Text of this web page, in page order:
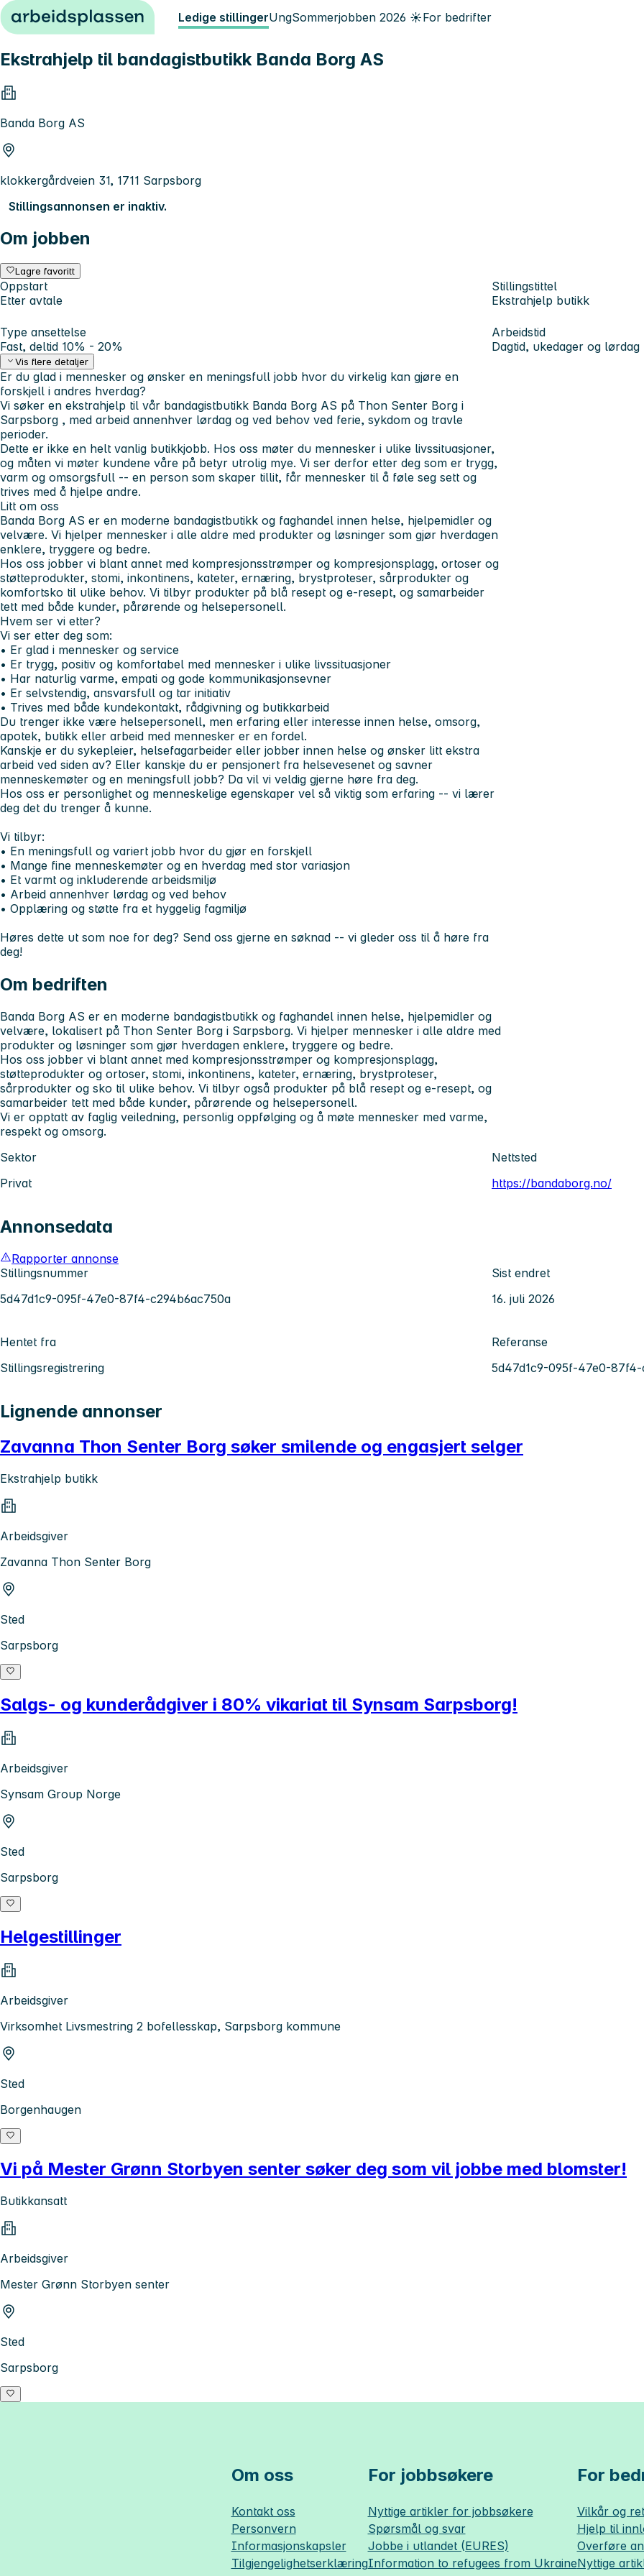
Hopp til innhold Ledige stillingerUngSommerjobben 2026 ☀️For bedrifter
Ekstrahjelp til bandagistbutikk Banda Borg AS
Banda Borg AS
klokkergårdveien 31, 1711 Sarpsborg
Stillingsannonsen er inaktiv.
Om jobben
Lagre favoritt
Oppstart
Etter avtale
Stillingstittel
Ekstrahjelp butikk
Type ansettelse
Fast, deltid 10% - 20%
Arbeidstid
Dagtid, ukedager og lørdag
Vis flere detaljer
Er du glad i mennesker og ønsker en meningsfull jobb hvor du virkelig kan gjøre en
forskjell i andres hverdag?
Vi søker en ekstrahjelp til vår bandagistbutikk Banda Borg AS på Thon Senter Borg i
Sarpsborg , med arbeid annenhver lørdag og ved behov ved ferie, sykdom og travle
perioder.
Dette er ikke en helt vanlig butikkjobb. Hos oss møter du mennesker i ulike livssituasjoner,
og måten vi møter kundene våre på betyr utrolig mye. Vi ser derfor etter deg som er trygg,
varm og omsorgsfull -- en person som skaper tillit, får mennesker til å føle seg sett og
trives med å hjelpe andre.
Litt om oss
Banda Borg AS er en moderne bandagistbutikk og faghandel innen helse, hjelpemidler og
velvære. Vi hjelper mennesker i alle aldre med produkter og løsninger som gjør hverdagen
enklere, tryggere og bedre.
Hos oss jobber vi blant annet med kompresjonsstrømper og kompresjonsplagg, ortoser og
støtteprodukter, stomi, inkontinens, kateter, ernæring, brystproteser, sårprodukter og
komfortsko til ulike behov. Vi tilbyr produkter på blå resept og e-resept, og samarbeider
tett med både kunder, pårørende og helsepersonell.
Hvem ser vi etter?
Vi ser etter deg som:
• Er glad i mennesker og service
• Er trygg, positiv og komfortabel med mennesker i ulike livssituasjoner
• Har naturlig varme, empati og gode kommunikasjonsevner
• Er selvstendig, ansvarsfull og tar initiativ
• Trives med både kundekontakt, rådgivning og butikkarbeid
Du trenger ikke være helsepersonell, men erfaring eller interesse innen helse, omsorg,
apotek, butikk eller arbeid med mennesker er en fordel.
Kanskje er du sykepleier, helsefagarbeider eller jobber innen helse og ønsker litt ekstra
arbeid ved siden av? Eller kanskje du er pensjonert fra helsevesenet og savner
menneskemøter og en meningsfull jobb? Da vil vi veldig gjerne høre fra deg.
Hos oss er personlighet og menneskelige egenskaper vel så viktig som erfaring -- vi lærer
deg det du trenger å kunne.
Vi tilbyr:
• En meningsfull og variert jobb hvor du gjør en forskjell
• Mange fine menneskemøter og en hverdag med stor variasjon
• Et varmt og inkluderende arbeidsmiljø
• Arbeid annenhver lørdag og ved behov
• Opplæring og støtte fra et hyggelig fagmiljø
Høres dette ut som noe for deg? Send oss gjerne en søknad -- vi gleder oss til å høre fra
deg!
Om bedriften
Banda Borg AS er en moderne bandagistbutikk og faghandel innen helse, hjelpemidler og
velvære, lokalisert på Thon Senter Borg i Sarpsborg. Vi hjelper mennesker i alle aldre med
produkter og løsninger som gjør hverdagen enklere, tryggere og bedre.
Hos oss jobber vi blant annet med kompresjonsstrømper og kompresjonsplagg,
støtteprodukter og ortoser, stomi, inkontinens, kateter, ernæring, brystproteser,
sårprodukter og sko til ulike behov. Vi tilbyr også produkter på blå resept og e-resept, og
samarbeider tett med både kunder, pårørende og helsepersonell.
Vi er opptatt av faglig veiledning, personlig oppfølging og å møte mennesker med varme,
respekt og omsorg.
Sektor
Privat
Nettsted
https://bandaborg.no/
Annonsedata
Rapporter annonse
Stillingsnummer
5d47d1c9-095f-47e0-87f4-c294b6ac750a
Sist endret
16. juli 2026
Hentet fra
Stillingsregistrering
Referanse
5d47d1c9-095f-47e0-
Lignende annonser
Zavanna Thon Senter Borg søker smilende og engasjert selger
Ekstrahjelp butikk
Arbeidsgiver
Zavanna Thon Senter Borg
Sted
Sarpsborg
Salgs- og kunderådgiver i 80% vikariat til Synsam Sarpsborg!
Arbeidsgiver
Synsam Group Norge
Sted
Sarpsborg
Helgestillinger
Arbeidsgiver
Virksomhet Livsmestring 2 bofellesskap, Sarpsborg kommune
Sted
Borgenhaugen
Vi på Mester Grønn Storbyen senter søker deg som vil jobbe med blomster!
Butikkansatt
Arbeidsgiver
Mester Grønn Storbyen senter
Sted
Sarpsborg
Om oss
Kontakt oss
Personvern
Informasjonskapsler
Tilgjengelighetserklæring
For jobbsøkere
Nyttige artikler for jobbsøkere
Spørsmål og svar
Jobbe i utlandet (EURES)
Information to refugees from Ukraine
For
Vilkår og
Hjelp til
Overføre
Nyttige